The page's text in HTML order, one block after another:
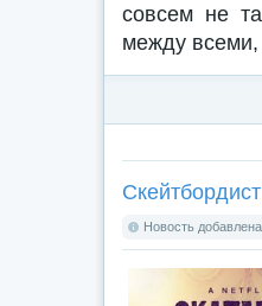
совсем не
между всеми,
Новость